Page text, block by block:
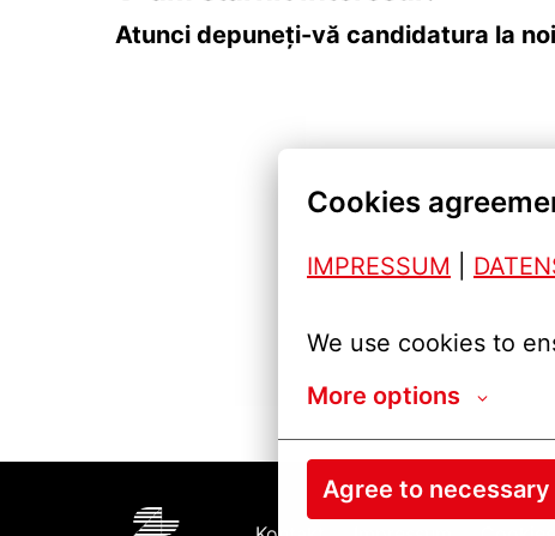
Cookies
IMPRESSUM
We use cookies to
More options
Agree to necessary
Atunci depuneți-vă candidatura la